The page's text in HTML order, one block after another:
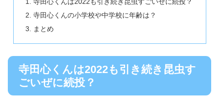
寺田心くんの小学校や中学校に年齢は？
まとめ
寺田心くんは2022も引き続き昆虫す
ごいぜに続投？